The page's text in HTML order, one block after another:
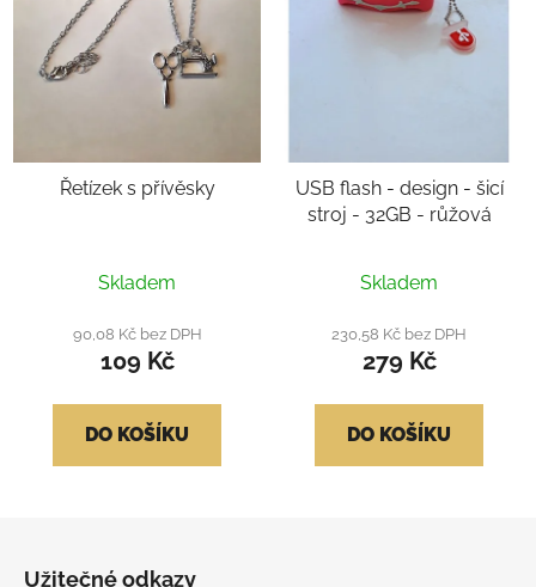
Řetízek s přívěsky
hodnocení
produktu
je
z
Skladem
90,08 Kč bez DPH
109 Kč
DO KOŠÍKU
USB flash - design - šicí
stroj - 32GB - růžová
hodnocení
produktu
je
z
Skladem
230,58 Kč bez DPH
279 Kč
DO KOŠÍKU
Užitečné odkazy